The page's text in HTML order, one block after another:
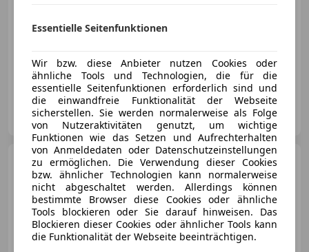
09/2013 70 000 km Benzin 51 kW (69 PS)
Auto Harry
AT-6850 Dornbirn
Citroen C3Attraction
€ 6 490
Essentielle Seitenfunktionen
Wir bzw. diese Anbieter nutzen Cookies oder
ähnliche Tools und Technologien, die für die
essentielle Seitenfunktionen erforderlich sind und
die einwandfreie Funktionalität der Webseite
sicherstellen. Sie werden normalerweise als Folge
von Nutzeraktivitäten genutzt, um wichtige
Funktionen wie das Setzen und Aufrechterhalten
von Anmeldedaten oder Datenschutzeinstellungen
zu ermöglichen. Die Verwendung dieser Cookies
bzw. ähnlicher Technologien kann normalerweise
nicht abgeschaltet werden. Allerdings können
bestimmte Browser diese Cookies oder ähnliche
Tools blockieren oder Sie darauf hinweisen. Das
Blockieren dieser Cookies oder ähnlicher Tools kann
die Funktionalität der Webseite beeinträchtigen.